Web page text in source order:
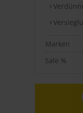
Marken
Sale %